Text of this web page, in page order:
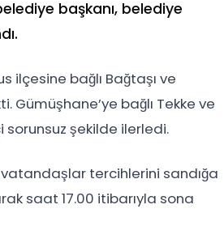
başkanı, belediye
ilçesine bağlı Bağtaşı ve
Gümüşhane’ye bağlı Tekke ve
şekilde ilerledi.
tercihlerini sandığa
saat 17.00 itibarıyla sona